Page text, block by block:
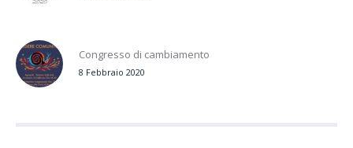
Congresso di cambiamento
8 Febbraio 2020